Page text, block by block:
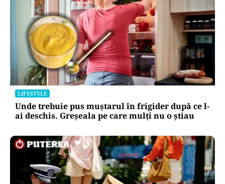
LIFESTYLE
Unde trebuie pus muștarul în frigider după ce l-
ai deschis. Greșeala pe care mulți nu o știau